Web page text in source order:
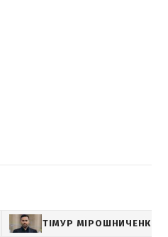
ТІМУР МІРОШНИЧЕНКО